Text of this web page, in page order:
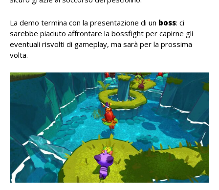
La demo termina con la presentazione di un boss: ci
sarebbe piaciuto affrontare la bossfight per capirne gli
eventuali risvolti di gameplay, ma sarà per la prossima
volta.